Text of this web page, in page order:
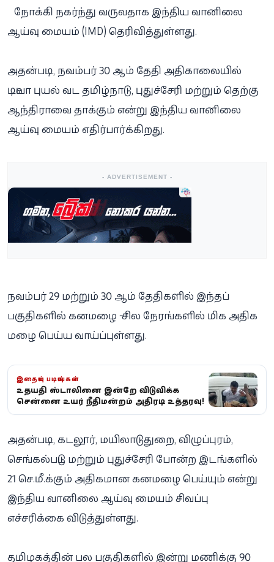
நோக்கி நகர்ந்து வருவதாக இந்திய வானிலை
ஆய்வு மையம் (IMD) தெரிவித்துள்ளது.
அதன்படி, நவம்பர் 30 ஆம் தேதி அதிகாலையில்
டிட்வா புயல் வட தமிழ்நாடு, புதுச்சேரி மற்றும் தெற்கு
ஆந்திராவை தாக்கும் என்று இந்திய வானிலை
ஆய்வு மையம் எதிர்பார்க்கிறது.
- ADVERTISEMENT -
நவம்பர் 29 மற்றும் 30 ஆம் தேதிகளில் இந்தப்
பகுதிகளில் கனமழை - சில நேரங்களில் மிக அதிக
மழை பெய்ய வாய்ப்புள்ளது.
இதையும் படியுங்கள்
உதயநிதி ஸ்டாலினை இன்றே விடுவிக்க
சென்னை உயர் நீதிமன்றம் அதிரடி உத்தரவு!
அதன்படி, கடலூர், மயிலாடுதுறை, விழுப்புரம்,
செங்கல்பட்டு மற்றும் புதுச்சேரி போன்ற இடங்களில்
21 செ.மீ.க்கும் அதிகமான கனமழை பெய்யும் என்று
இந்திய வானிலை ஆய்வு மையம் சிவப்பு
எச்சரிக்கை விடுத்துள்ளது.
தமிழகத்தின் பல பகுதிகளில் இன்று மணிக்கு 90